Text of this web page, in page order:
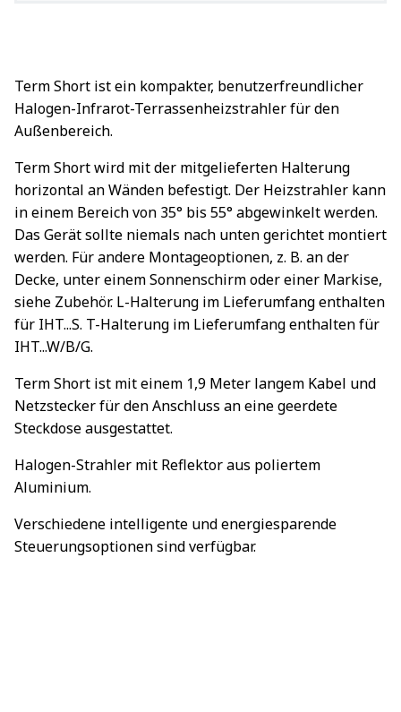
Term Short ist ein kompakter, benutzerfreundlicher
Halogen-Infrarot-Terrassenheizstrahler für den
Außenbereich.
Term Short wird mit der mitgelieferten Halterung
horizontal an Wänden befestigt. Der Heizstrahler kann
in einem Bereich von 35° bis 55° abgewinkelt werden.
Das Gerät sollte niemals nach unten gerichtet montiert
werden. Für andere Montageoptionen, z. B. an der
Decke, unter einem Sonnenschirm oder einer Markise,
siehe Zubehör. L-Halterung im Lieferumfang enthalten
für IHT...S. T-Halterung im Lieferumfang enthalten für
IHT...W/B/G.
Term Short ist mit einem 1,9 Meter langem Kabel und
Netzstecker für den Anschluss an eine geerdete
Steckdose ausgestattet.
Halogen-Strahler mit Reflektor aus poliertem
Aluminium.
Verschiedene intelligente und energiesparende
Steuerungsoptionen sind verfügbar.